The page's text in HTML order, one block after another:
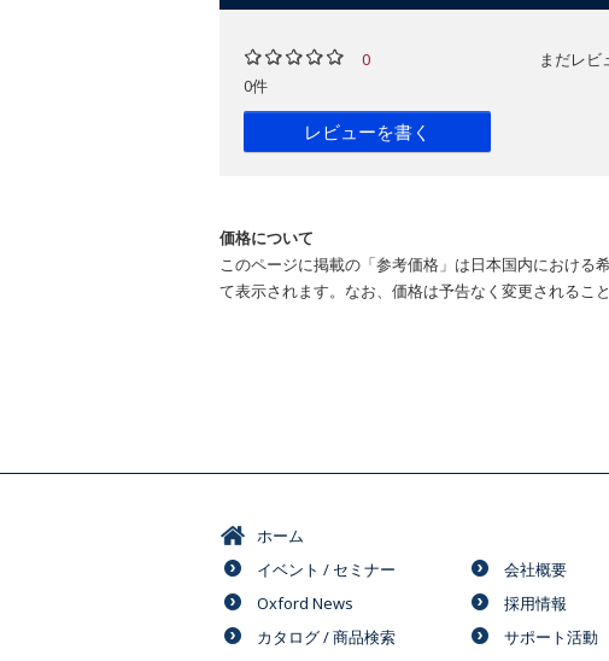
0
0件
レビューを書く
まだレビ
価格について
このページに掲載の「参考価格」は日本国内における
て表示されます。なお、価格は予告なく変更されるこ
ホーム
イベント / セミナー
Oxford News
カタログ / 商品検索
会社概要
採用情報
サポート活動